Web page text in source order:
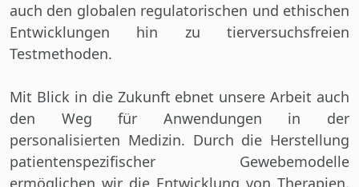
auch den globalen regulatorischen und ethischen
Entwicklungen hin zu tierversuchsfreien
Testmethoden.
Mit Blick in die Zukunft ebnet unsere Arbeit auch
den Weg für Anwendungen in der
personalisierten Medizin. Durch die Herstellung
patientenspezifischer Gewebemodelle
ermöglichen wir die Entwicklung von Therapien,